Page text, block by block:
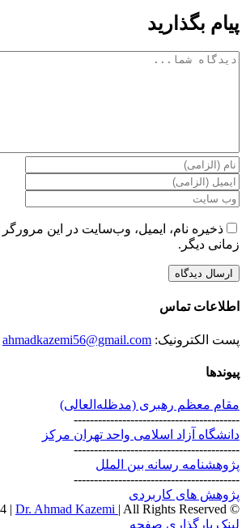
پیام بگذارید
دیدگاه
ذخیره نام، ایمیل، وب‌سایت در این مرورگر
زمانی دیگر.
اطلاعات تماس
پست الکترونیک: ahmadkazemi56@gmail.com
پیوندها
مقام معظم رهبری (مد‌ظله‌العالی)
-----------------------------------------
دانشگاه آزاد اسلامی واحد تهران مرکز
-----------------------------------------
پژوهشنامه رسانه بین الملل
-----------------------------------------
پژوهش های کاربردی
© Copyright 2024 |
Dr. Ahmad Kazemi | All Rights Reserved
Instagram
X
لینک بارگذاری صفحه